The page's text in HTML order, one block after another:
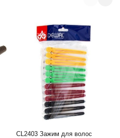
CL2403 Зажим для волос